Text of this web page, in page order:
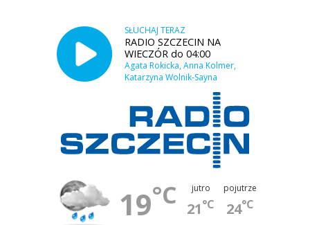
SŁUCHAJ TERAZ
RADIO SZCZECIN NA
WIECZÓR do 04:00
Agata Rokicka, Anna Kolmer,
Katarzyna Wolnik-Sayna
19°C jutro
21°C
pojutrze
24°C